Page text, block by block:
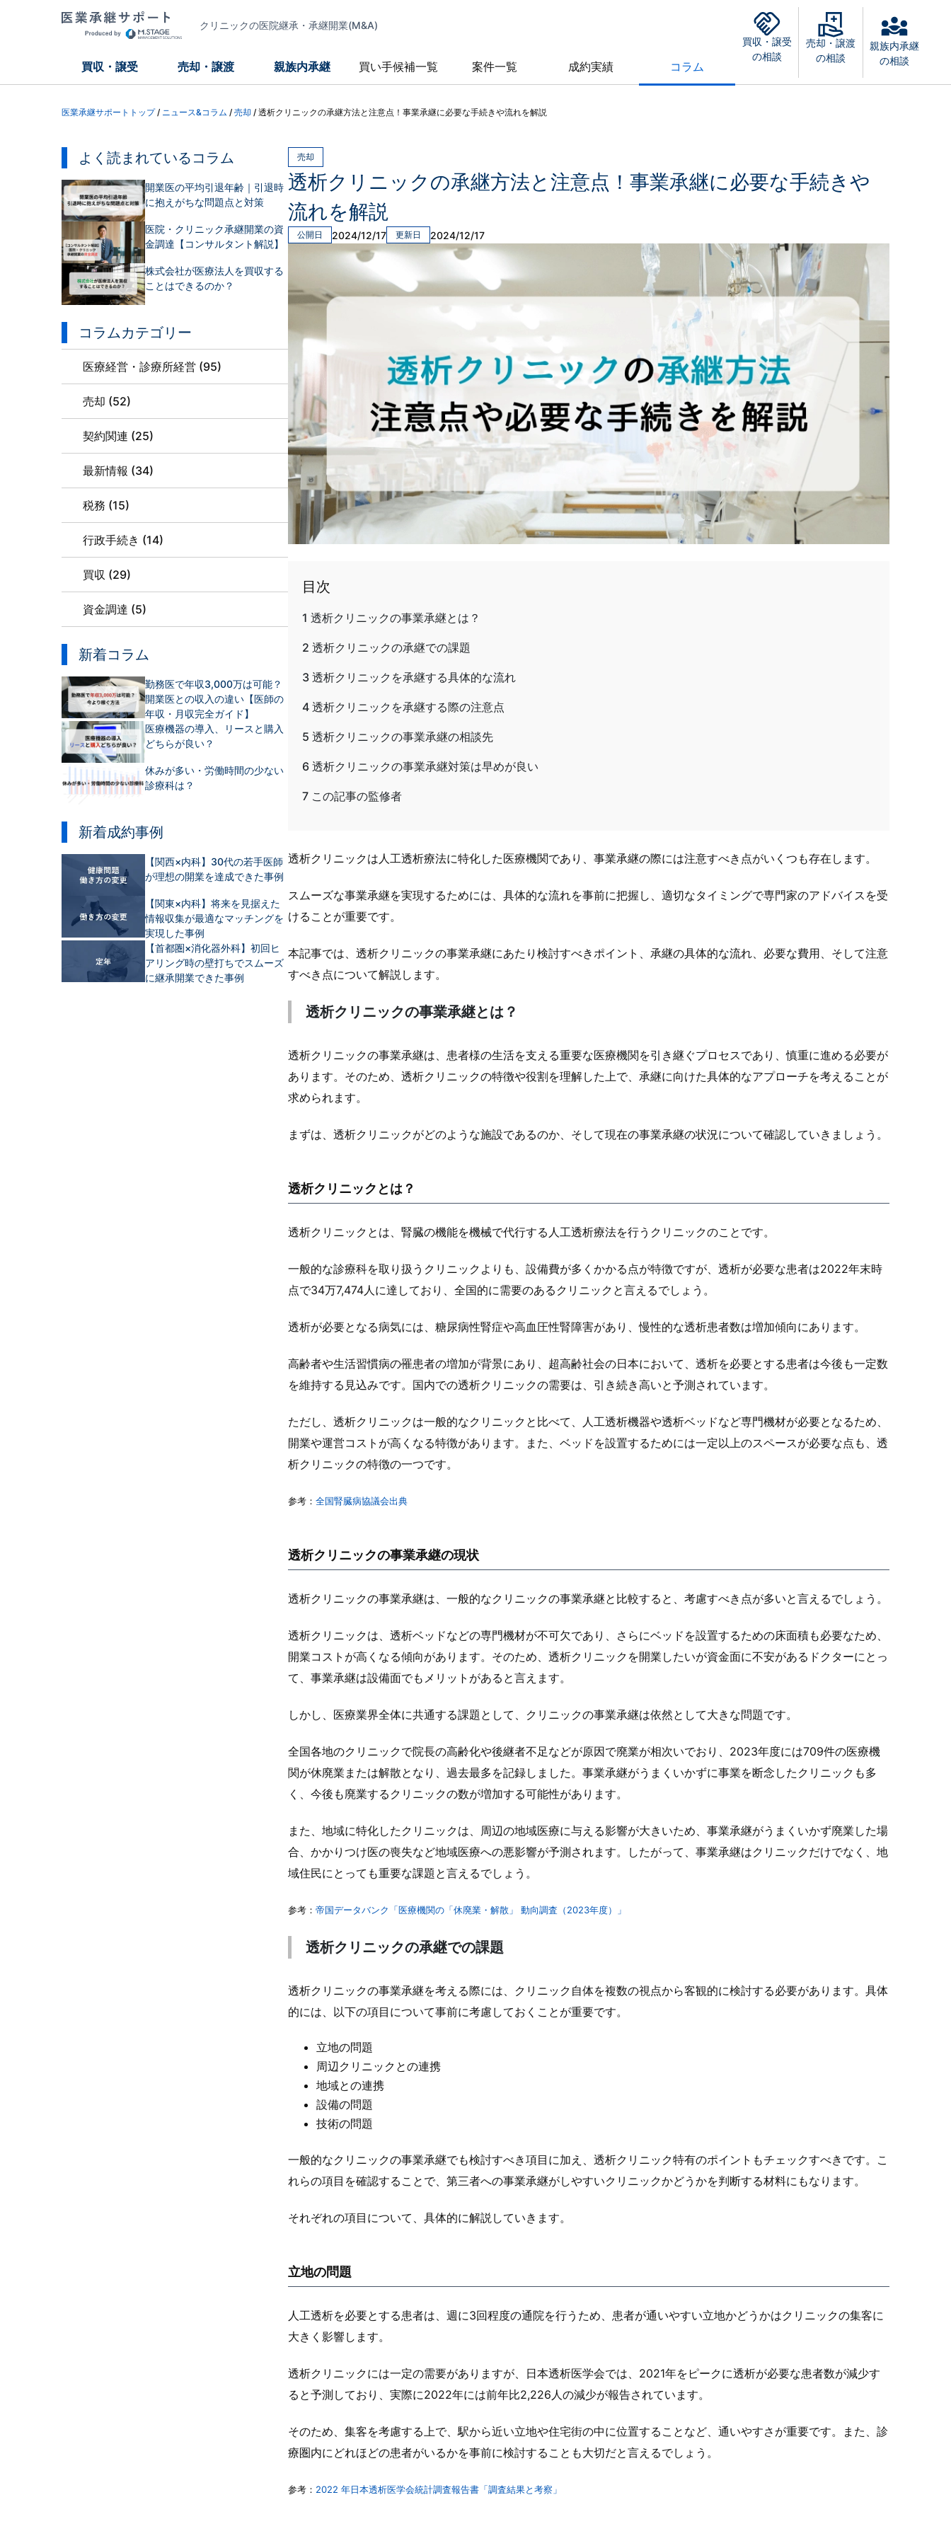
クリニックの医院継承・承継開業(M&A)
買収・譲受 売却・譲渡 親族内承継 買い手候補一覧 案件一覧 成約実績 コラム
買収・譲受
の相談
売却・譲渡
の相談
親族内承継
の相談
医業承継サポートトップ/ ニュース&コラム / 売却 / 透析クリニックの承継方法と注意点！事業承継に必要な手続きや流れを解説
よく読まれているコラム
開業医の平均引退年齢｜引退時
に抱えがちな問題点と対策
医院・クリニック承継開業の資
金調達【コンサルタント解説】
株式会社が医療法人を買収する
ことはできるのか？
コラムカテゴリー
医療経営・診療所経営 (95)
売却 (52)
契約関連 (25)
最新情報 (34)
税務 (15)
行政手続き (14)
買収 (29)
資金調達 (5)
新着コラム
勤務医で年収3,000万は可能？
開業医との収入の違い【医師の
年収・月収完全ガイド】
医療機器の導入、リースと購入
どちらが良い？
休みが多い・労働時間の少ない
診療科は？
新着成約事例
【関西×内科】30代の若手医師
が理想の開業を達成できた事例
【関東×内科】将来を見据えた
情報収集が最適なマッチングを
実現した事例
【首都圏×消化器外科】初回ヒ
アリング時の壁打ちでスムーズ
に継承開業できた事例
売却
透析クリニックの承継方法と注意点！事業承継に必要な手続きや
流れを解説
公開日 2024/12/17 更新日 2024/12/17
目次
1 透析クリニックの事業承継とは？
2 透析クリニックの承継での課題
3 透析クリニックを承継する具体的な流れ
4 透析クリニックを承継する際の注意点
5 透析クリニックの事業承継の相談先
6 透析クリニックの事業承継対策は早めが良い
7 この記事の監修者
透析クリニックは人工透析療法に特化した医療機関であり、事業承継の際には注意すべき点がいくつも存在します。
スムーズな事業承継を実現するためには、具体的な流れを事前に把握し、適切なタイミングで専門家のアドバイスを受
けることが重要です。
本記事では、透析クリニックの事業承継にあたり検討すべきポイント、承継の具体的な流れ、必要な費用、そして注意
すべき点について解説します。
透析クリニックの事業承継とは？
透析クリニックの事業承継は、患者様の生活を支える重要な医療機関を引き継ぐプロセスであり、慎重に進める必要が
あります。そのため、透析クリニックの特徴や役割を理解した上で、承継に向けた具体的なアプローチを考えることが
求められます。
まずは、透析クリニックがどのような施設であるのか、そして現在の事業承継の状況について確認していきましょう。
透析クリニックとは？
透析クリニックとは、腎臓の機能を機械で代行する人工透析療法を行うクリニックのことです。
一般的な診療科を取り扱うクリニックよりも、設備費が多くかかる点が特徴ですが、透析が必要な患者は2022年末時
点で34万7,474人に達しており、全国的に需要のあるクリニックと言えるでしょう。
透析が必要となる病気には、糖尿病性腎症や高血圧性腎障害があり、慢性的な透析患者数は増加傾向にあります。
高齢者や生活習慣病の罹患者の増加が背景にあり、超高齢社会の日本において、透析を必要とする患者は今後も一定数
を維持する見込みです。国内での透析クリニックの需要は、引き続き高いと予測されています。
ただし、透析クリニックは一般的なクリニックと比べて、人工透析機器や透析ベッドなど専門機材が必要となるため、
開業や運営コストが高くなる特徴があります。また、ベッドを設置するためには一定以上のスペースが必要な点も、透
析クリニックの特徴の一つです。
参考： 全国腎臓病協議会出典
透析クリニックの事業承継の現状
透析クリニックの事業承継は、一般的なクリニックの事業承継と比較すると、考慮すべき点が多いと言えるでしょう。
透析クリニックは、透析ベッドなどの専門機材が不可欠であり、さらにベッドを設置するための床面積も必要なため、
開業コストが高くなる傾向があります。そのため、透析クリニックを開業したいが資金面に不安があるドクターにとっ
て、事業承継は設備面でもメリットがあると言えます。
しかし、医療業界全体に共通する課題として、クリニックの事業承継は依然として大きな問題です。
全国各地のクリニックで院長の高齢化や後継者不足などが原因で廃業が相次いでおり、2023年度には709件の医療機
関が休廃業または解散となり、過去最多を記録しました。事業承継がうまくいかずに事業を断念したクリニックも多
く、今後も廃業するクリニックの数が増加する可能性があります。
また、地域に特化したクリニックは、周辺の地域医療に与える影響が大きいため、事業承継がうまくいかず廃業した場
合、かかりつけ医の喪失など地域医療への悪影響が予測されます。したがって、事業承継はクリニックだけでなく、地
域住民にとっても重要な課題と言えるでしょう。
参考： 帝国データバンク「医療機関の「休廃業・解散」 動向調査（2023年度）」
透析クリニックの承継での課題
透析クリニックの事業承継を考える際には、クリニック自体を複数の視点から客観的に検討する必要があります。具体
的には、以下の項目について事前に考慮しておくことが重要です。
立地の問題
周辺クリニックとの連携
地域との連携
設備の問題
技術の問題
一般的なクリニックの事業承継でも検討すべき項目に加え、透析クリニック特有のポイントもチェックすべきです。こ
れらの項目を確認することで、第三者への事業承継がしやすいクリニックかどうかを判断する材料にもなります。
それぞれの項目について、具体的に解説していきます。
立地の問題
人工透析を必要とする患者は、週に3回程度の通院を行うため、患者が通いやすい立地かどうかはクリニックの集客に
大きく影響します。
透析クリニックには一定の需要がありますが、日本透析医学会では、2021年をピークに透析が必要な患者数が減少す
ると予測しており、実際に2022年には前年比2,226人の減少が報告されています。
そのため、集客を考慮する上で、駅から近い立地や住宅街の中に位置することなど、通いやすさが重要です。また、診
療圏内にどれほどの患者がいるかを事前に検討することも大切だと言えるでしょう。
参考： 2022 年日本透析医学会統計調査報告書「調査結果と考察」